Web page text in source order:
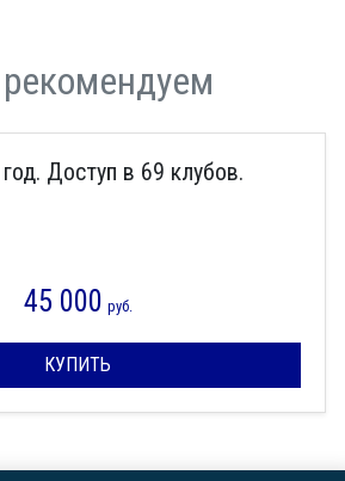
Доступ в 69 клубов.
45 000 руб.
КУПИТЬ